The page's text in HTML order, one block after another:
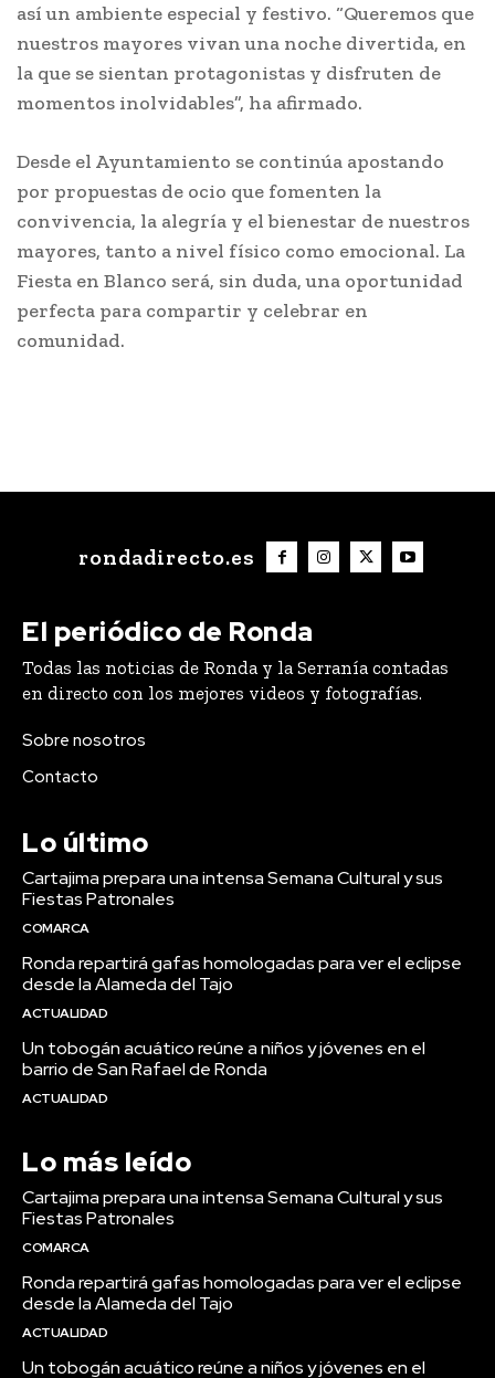
así un ambiente especial y festivo. “Queremos que
nuestros mayores vivan una noche divertida, en
la que se sientan protagonistas y disfruten de
momentos inolvidables”, ha afirmado.
Desde el Ayuntamiento se continúa apostando
por propuestas de ocio que fomenten la
convivencia, la alegría y el bienestar de nuestros
mayores, tanto a nivel físico como emocional. La
Fiesta en Blanco será, sin duda, una oportunidad
perfecta para compartir y celebrar en
comunidad.
rondadirecto.es
El periódico de Ronda
Todas las noticias de Ronda y la Serranía contadas
en directo con los mejores videos y fotografías.
Sobre nosotros
Contacto
Lo último
Cartajima prepara una intensa Semana Cultural y sus
Fiestas Patronales
COMARCA
Ronda repartirá gafas homologadas para ver el eclipse
desde la Alameda del Tajo
ACTUALIDAD
Un tobogán acuático reúne a niños y jóvenes en el
barrio de San Rafael de Ronda
ACTUALIDAD
Lo más leído
Cartajima prepara una intensa Semana Cultural y sus
Fiestas Patronales
COMARCA
Ronda repartirá gafas homologadas para ver el eclipse
desde la Alameda del Tajo
ACTUALIDAD
Un tobogán acuático reúne a niños y jóvenes en el